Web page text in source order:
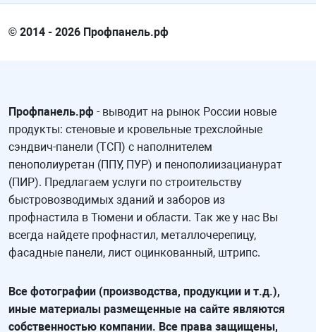
© 2014 - 2026 Профпанель.рф
Профпанель.рф - выводит на рынок России новые
продукты: стеновые и кровельные трехслойные
сэндвич-панели (ТСП) с наполнителем
пенополиуретан (ППУ, ПУР) и пенополиизацианурат
(ПИР). Предлагаем услуги по строительству
быстровозводимых зданий и заборов из
профнастила в Тюмени и области. Так же у нас Вы
всегда найдете профнастил, металлочерепицу,
фасадные панели, лист оцинкованный, штрипс.
Все фотографии (производства, продукции и т.д.),
иные материалы размещенные на сайте являются
собственностью компании. Все права защищены,